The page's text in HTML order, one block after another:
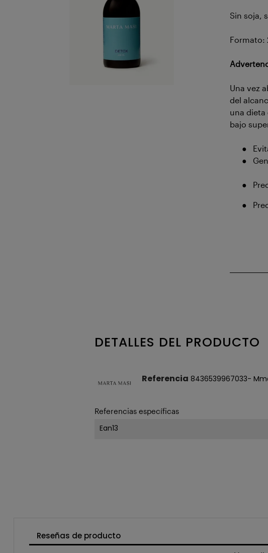
Sin soja,
Formato:
Una vez
del
una dieta
bajo
●
●
●
●
DETALLES DEL PRODUCTO
Referencia 8436539967033-
Referencias específicas
Ean13
Reseñas de producto